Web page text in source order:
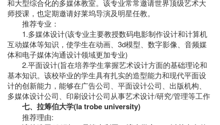
和大型综合化的多媒体教室。该专业常常邀请世界顶级艺术大
师授课，也定期邀请好莱坞导演及明星任教。
推荐专业：
1.多媒体设计(该专业主要教授数码电影制作设计和计算机
互动媒体等知识，使学生在动画、3d模型、数字影像、音频媒
体和电子媒体沟通设计领域更加专业)
2.平面设计(旨在培养学生掌握艺术设计方面的基础理论和
基本知识。该校毕业的学生具有扎实的造型能力和现代平面设
计的创新能力，能够在广告公司、平面设计公司、出版机构、
多媒体设计公司、印刷设计公司从事艺术设计/研究/管理等工作
七、拉筹伯大学(la trobe university)
推荐理由: